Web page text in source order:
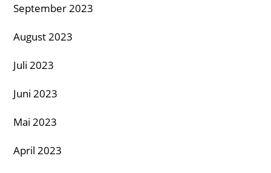
September 2023
August 2023
Juli 2023
Juni 2023
Mai 2023
April 2023